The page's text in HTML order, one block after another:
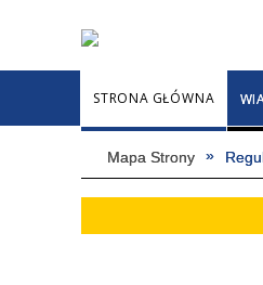
STRONA GŁÓWNA
Mapa Strony